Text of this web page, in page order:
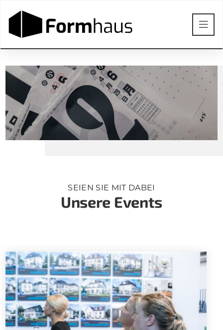
SEIEN SIE MIT DABEI
Unsere Events